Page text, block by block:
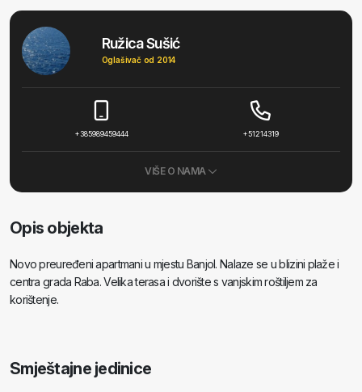
Ružica Sušić
Oglašivač od 2014
+385989459444 +51214319
VIŠE O NAMA
Opis objekta
Novo preuređeni apartmani u mjestu Banjol. Nalaze se u blizini plaže i
centra grada Raba. Velika terasa i dvorište s vanjskim roštiljem za
korištenje.
Smještajne jedinice